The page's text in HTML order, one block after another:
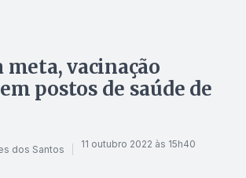
meta, vacinação
postos de saúde de
dos Santos 11 outubro 2022 às 15h40